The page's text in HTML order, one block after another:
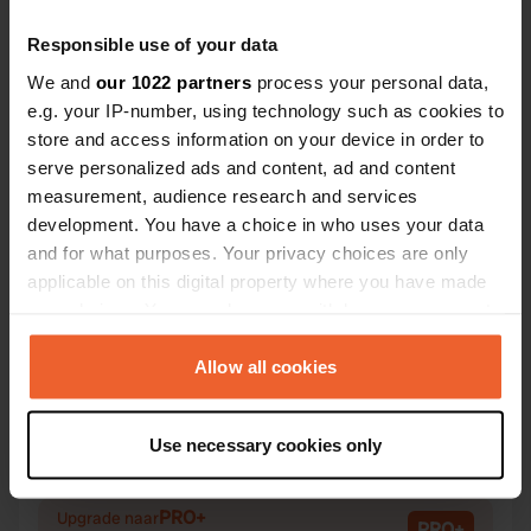
Responsible use of your data
We and our 1022 partners process your personal data,
e.g. your IP-number, using technology such as cookies to
store and access information on your device in order to
serve personalized ads and content, ad and content
measurement, audience research and services
development. You have a choice in who uses your data
and for what purposes. Your privacy choices are only
applicable on this digital property where you have made
any time from the Cookie Declaration or by clicking on
the Privacy trigger icon.
Collect information about your geographical location
which can be accurate to within several meters
Identify your device by actively scanning it for
Allow all cookies
Use necessary cookies only
Contact
Locatie
La Belle Étoile 525
49320, Brissac-Loire-Aubance, Frankrijk
Kopiëren
Kopiëren
108134 Kopiëren
Upgrade naarPRO+